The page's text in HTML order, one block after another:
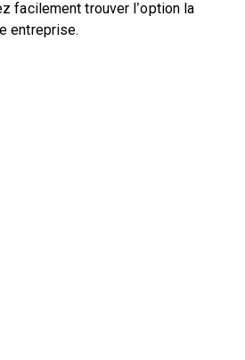
facilement trouver l’option la
entreprise.